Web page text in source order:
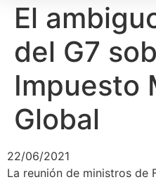
El
del G7
Impuesto
Global
22/06/2021
La reunión de ministros de